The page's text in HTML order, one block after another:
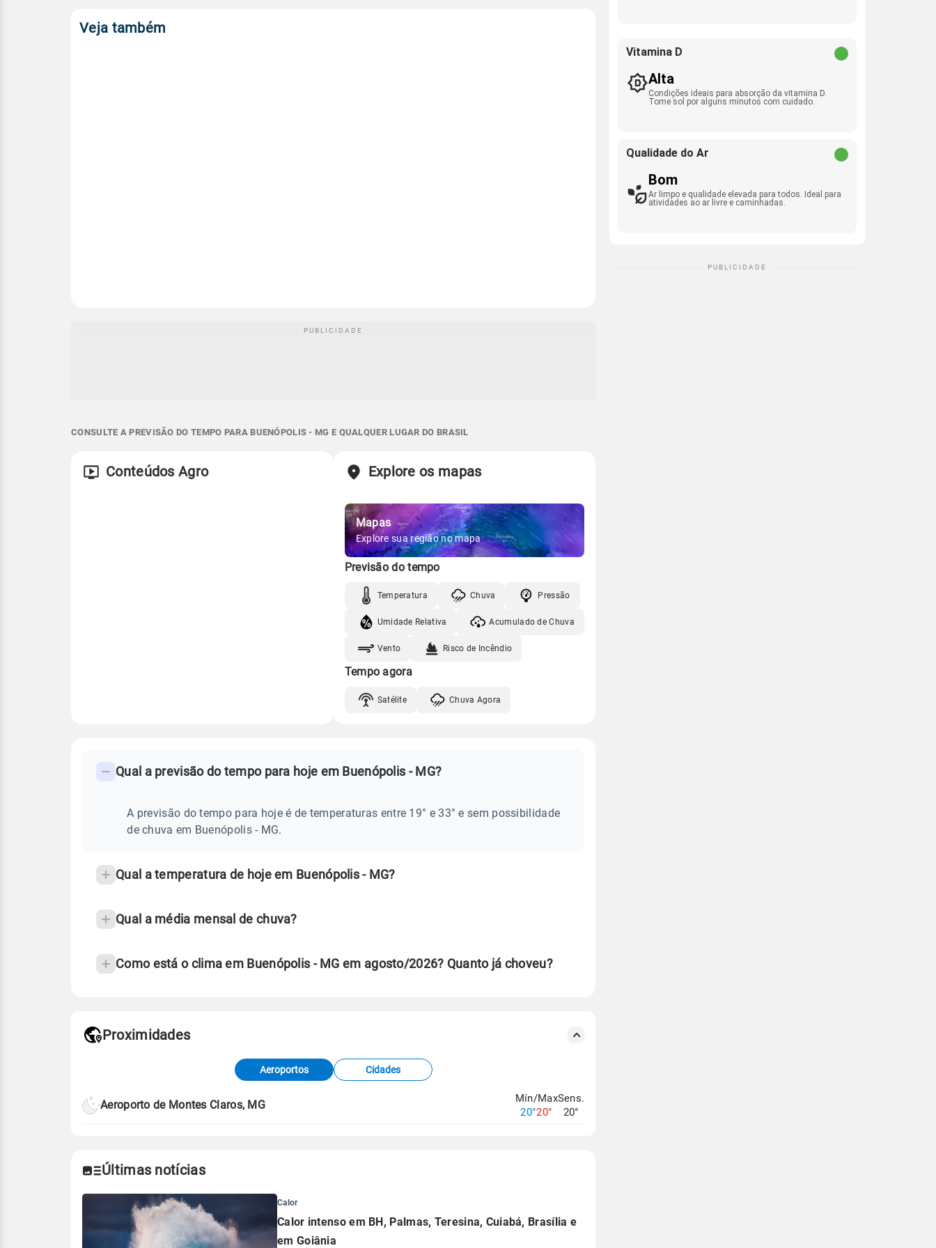
Veja também
CONSULTE A PREVISÃO DO TEMPO PARA BUENÓPOLIS - MG E QUALQUER LUGAR DO BRASIL
Conteúdos Agro Explore os mapas
Mapas
Explore sua região no mapa
Previsão do tempo
Temperatura Chuva Pressão
Umidade Relativa Acumulado de Chuva
Vento Risco de Incêndio
Tempo agora
Satélite Chuva Agora
PREVISÃO
frequentes
temperatura
Qual a previsão do tempo para hoje em Buenópolis - MG?
A previsão do tempo para hoje é de temperaturas entre 19° e 33° e sem possibilidade
de chuva em Buenópolis - MG.
Qual a temperatura de hoje em Buenópolis - MG?
Qual a média mensal de chuva?
Como está o clima em Buenópolis - MG em agosto/2026? Quanto já choveu?
de Tempo e Estudos Climáticos (CPTEC).
Proximidades
Aeroportos Cidades
Aeroporto de Montes Claros, MG
Mín/Max
20°20°
Sens.
20°
Últimas notícias
Calor
Calor intenso em BH, Palmas, Teresina, Cuiabá, Brasília e
em Goiânia
Vitamina D
Alta
Condições ideais para absorção da vitamina D.
Tome sol por alguns minutos com cuidado.
Qualidade do Ar
Bom
Ar limpo e qualidade elevada para todos. Ideal para
atividades ao ar livre e caminhadas.